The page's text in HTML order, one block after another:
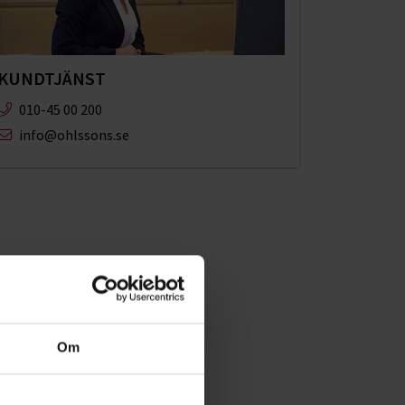
Om
KUNDTJÄNST
010-45 00 200​
info@ohlssons.se